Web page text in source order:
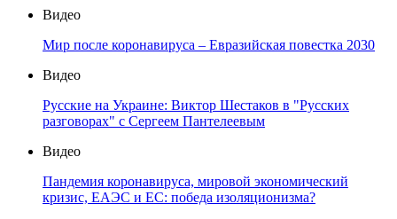
Видео
Мир после коронавируса – Евразийская повестка 2030
Видео
Русские на Украине: Виктор Шестаков в "Русских
разговорах" с Сергеем Пантелеевым
Видео
Пандемия коронавируса, мировой экономический
кризис, ЕАЭС и ЕС: победа изоляционизма?